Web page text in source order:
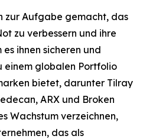
zur Aufgabe gemacht, das
zu verbessern und ihre
ihnen sicheren und
einem globalen Portfolio
bietet, darunter Tilray
ARX und Broken
Wachstum verzeichnen,
das als